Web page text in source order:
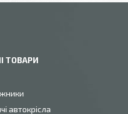
ТОВАРИ
автокрісла